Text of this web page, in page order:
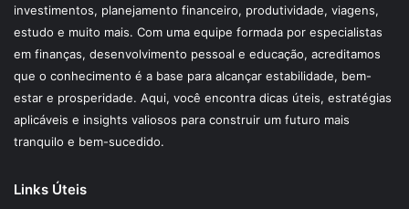
investimentos, planejamento financeiro, produtividade, viagens,
estudo e muito mais. Com uma equipe formada por especialistas
em finanças, desenvolvimento pessoal e educação, acreditamos
que o conhecimento é a base para alcançar estabilidade, bem-
estar e prosperidade. Aqui, você encontra dicas úteis, estratégias
aplicáveis e insights valiosos para construir um futuro mais
tranquilo e bem-sucedido.
Links Úteis